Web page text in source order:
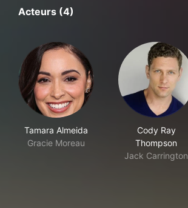
Acteurs (4)
Tamara Almeida
Gracie Moreau
Cody Ray
Thompson
Jack Carrington